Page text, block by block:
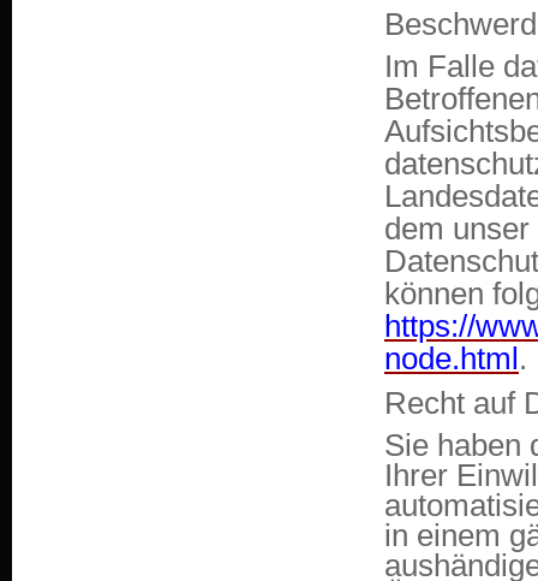
Im Falle
dem
können
https://
node.html .
Recht auf
Sie haben
Ihrer
in einem